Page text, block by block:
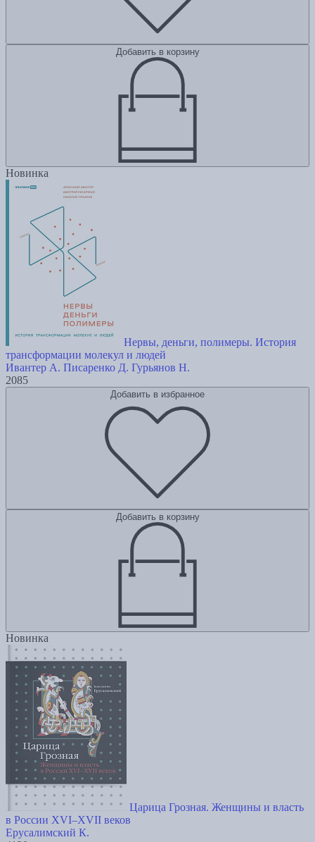
Добавить в корзину
Новинка
Нервы, деньги, полимеры. История
трансформации молекул и людей
Ивантер А. Писаренко Д. Гурьянов Н.
2085
Добавить в избранное
Добавить в корзину
Новинка
Царица Грозная. Женщины и власть
в России XVI–XVII веков
Ерусалимский К.